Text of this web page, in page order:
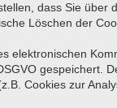
dass Sie
Löschen der
elektronischen
gespeichert.
Cookies zur